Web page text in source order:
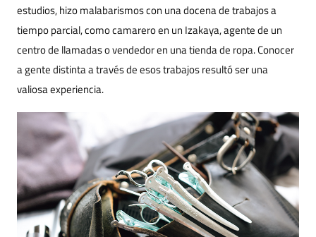
estudios, hizo malabarismos con una docena de trabajos a
tiempo parcial, como camarero en un Izakaya, agente de un
centro de llamadas o vendedor en una tienda de ropa. Conocer
a gente distinta a través de esos trabajos resultó ser una
valiosa experiencia.